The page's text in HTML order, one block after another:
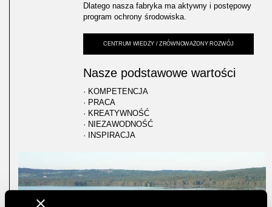
Dlatego nasza fabryka ma aktywny i postępowy
program ochrony środowiska.
CENTRUM WIEDZY / ZRÓWNOWAŻONY ROZWÓJ
Nasze podstawowe wartości
· KOMPETENCJA
· PRACA
· KREATYWNOŚĆ
· NIEZAWODNOŚĆ
· INSPIRACJA